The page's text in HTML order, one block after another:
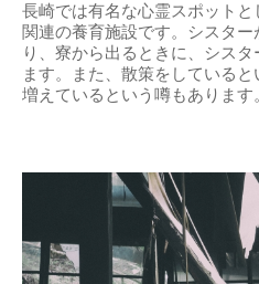
長崎では有名な心霊スポット
関連の養育施設です。シスタ
り、寮から出るときに、シス
ます。また、散策をしている
増えているという噂もあります。